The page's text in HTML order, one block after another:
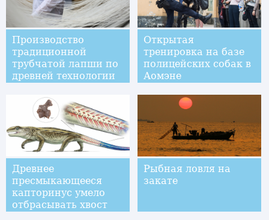
Производство
традиционной
трубчатой лапши по
древней технологии
Открытая
тренировка на базе
полицейских собак в
Аомэне
Древнее
пресмыкающееся
капторинус умело
отбрасывать хвост
Рыбная ловля на
закате